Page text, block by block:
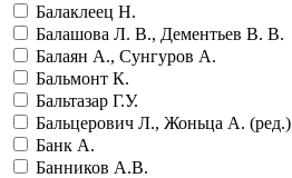
Балаклеец Н.
Балашова Л. В., Дементьев В. В.
Балаян А., Сунгуров А.
Бальмонт К.
Бальтазар Г.У.
Бальцерович Л., Жоньца А. (ред.)
Банк А.
Банников А.В.